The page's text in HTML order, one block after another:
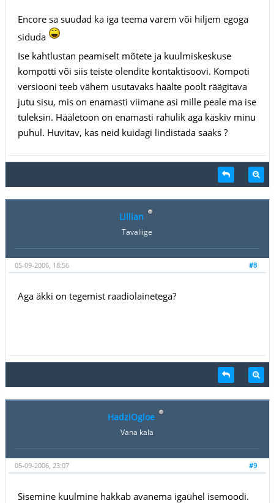
Encore sa suudad ka iga teema varem või hiljem egoga
siduda
Ise kahtlustan peamiselt mõtete ja kuulmiskeskuse
kompotti või siis teiste olendite kontaktisoovi. Kompoti
versiooni teeb vähem usutavaks häälte poolt räägitava
jutu sisu, mis on enamasti viimane asi mille peale ma ise
tuleksin. Hääletoon on enamasti rahulik aga käskiv minu
puhul. Huvitav, kas neid kuidagi lindistada saaks ?
Lillian
Tavaliige
#8
05-09-2006, 18:56
Aga äkki on tegemist raadiolainetega?
HadziOgloe
Vana kala
#9
05-09-2006, 23:07
Sisemine kuulmine hakkab avanema igaühel isemoodi.